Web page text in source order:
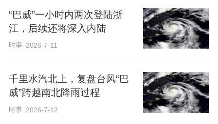
“巴威”一小时内两次登陆浙
江，后续还将深入内陆
时事 2026-7-11
千里水汽北上，复盘台风“巴
威”跨越南北降雨过程
时事 2026-7-12